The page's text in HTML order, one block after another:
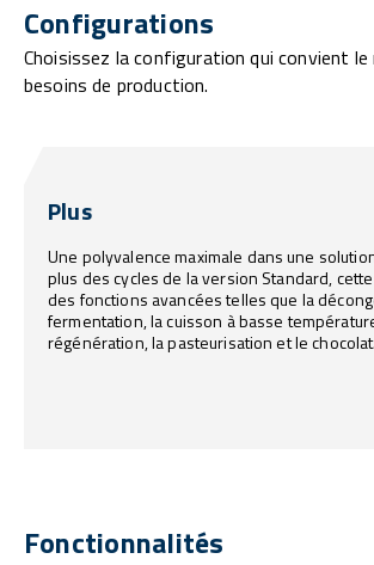
Configurations
Choisissez la configuration qui convient le
besoins de production.
Plus
Une polyvalence maximale dans une
plus des cycles de la version Standard,
des fonctions avancées telles que la
fermentation, la cuisson à basse
régénération, la pasteurisation et le chocolat.
Fonctionnalités